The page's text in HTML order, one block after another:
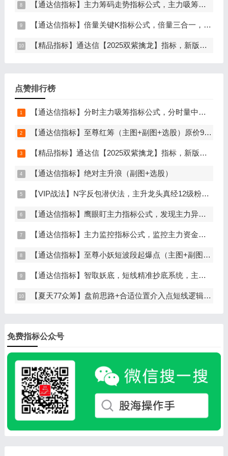
【通达信指标】主力筹码走势指标公式，主力吸筹，筹码集中度解析，挖掘大资金信号（副图+选股）
【通达信指标】倍量关键K指标公式，倍量三合一，关键起涨K线（主图+副图+选股）
【精品指标】通达信【2025双紫擒龙】指标，新版主图、副图、选股，主力吸筹套装，手机电脑通达信通用
点赞排行榜
【通达信指标】分时主力吸筹指标公式，分时量中显主力（分时副图）
【通达信指标】至尊红筹（主图+副图+选股）原价9999元的全套指标
【精品指标】通达信【2025双紫擒龙】指标，新版主图、副图、选股，主力吸筹套装，手机电脑通达信通用
【通达信指标】绝对主升浪（副图+选股）
【VIP战法】N字反包潜伏法，主升龙头真经12级粉丝专属战法，节点潜伏
【通达信指标】鹰眼盯主力指标公式，发现主力异动资金（副图+选股）
【通达信指标】主力监控指标公式，监控主力资金和筹码异动（副图+选股）
【通达信指标】至尊小妖短波段起爆点（主图+副图+选股）
【通达信指标】智取妖底，短线精准抄底系统，主做未来上涨大波段
【夏天77众筹】盘前思路+合适位置介入点短线逻辑分享
免费指标公众号